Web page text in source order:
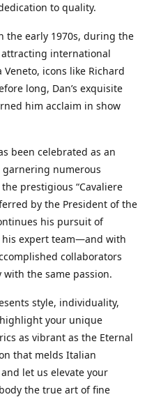
to quality.
the early 1970s, during the
attracting international
icons like Richard
long, Dan’s exquisite
him acclaim in show
been celebrated as an
garnering numerous
prestigious “Cavaliere
by the President of the
his pursuit of
expert team—and with
collaborators
the same passion.
style, individuality,
your unique
as vibrant as the Eternal
that melds Italian
let us elevate your
the true art of fine